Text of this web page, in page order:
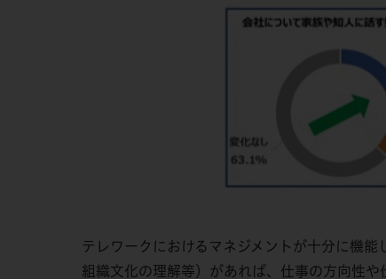
テレワークにおけるマネジメントが十分に機
組織文化の理解等）があれば、仕事の方向性